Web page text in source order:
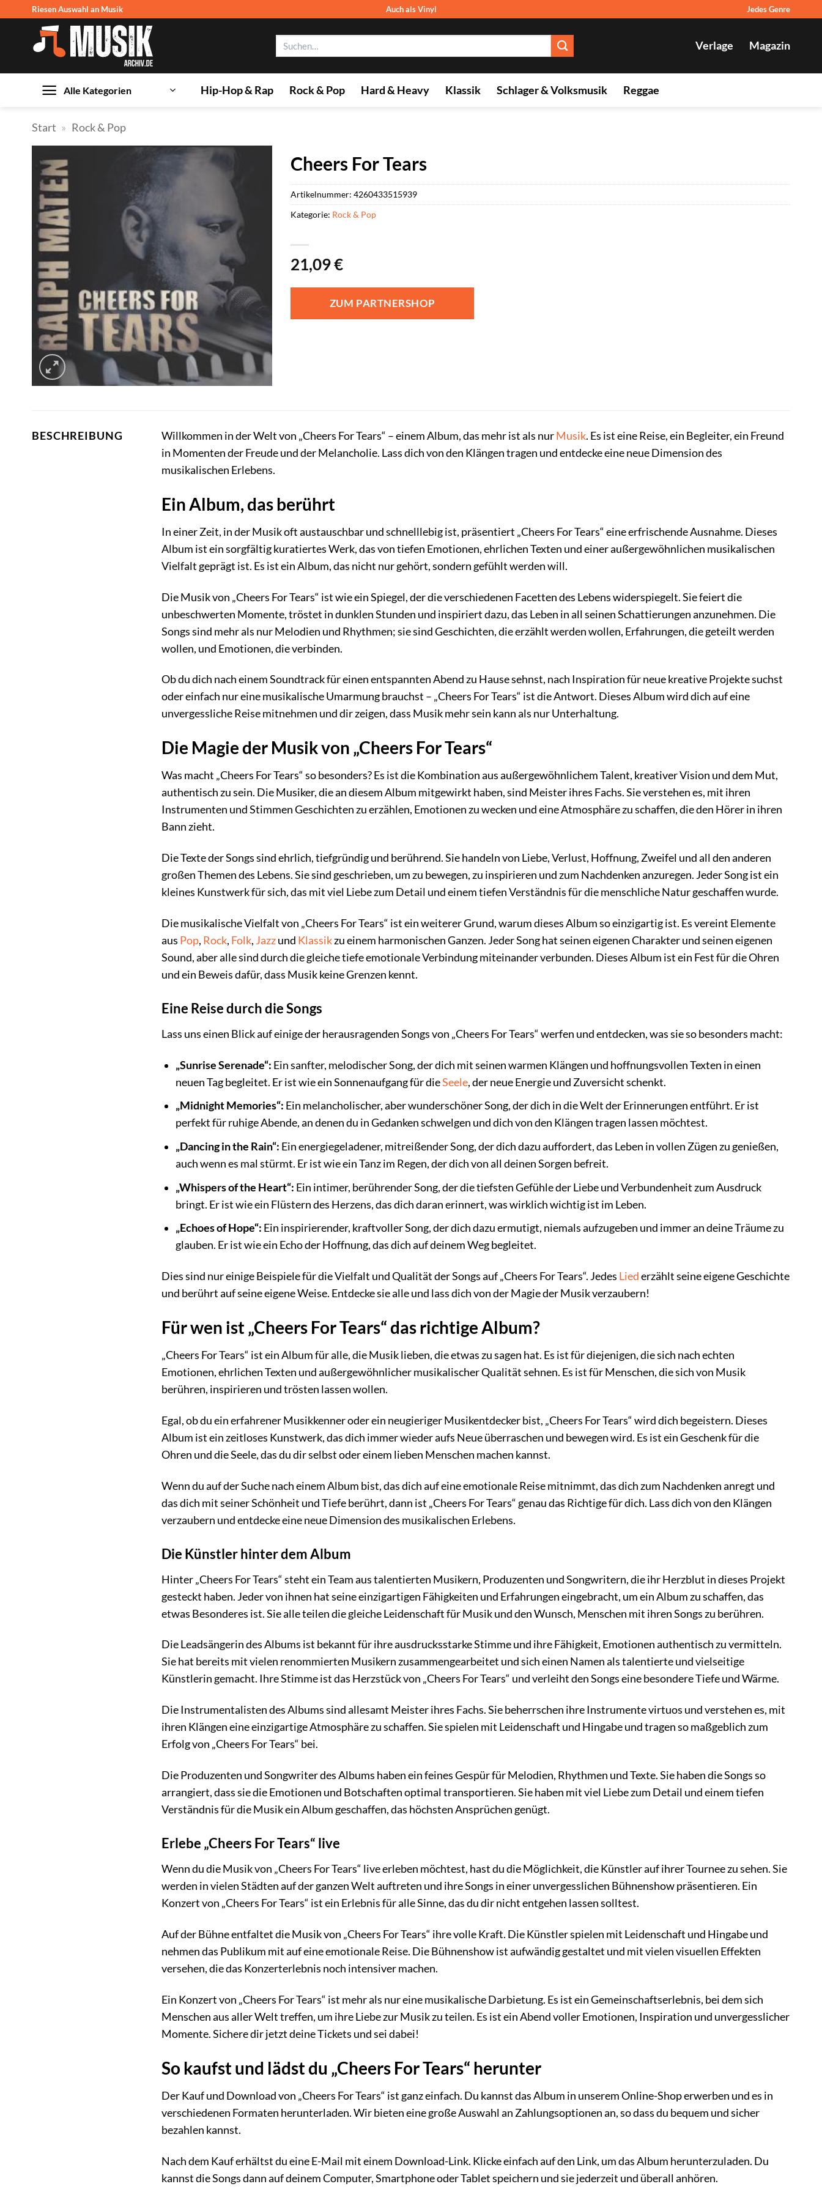
springen
Riesen Auswahl an Musik Auch als Vinyl Jedes Genre
Verlage Magazin
Alle Kategorien Hip-Hop & Rap Rock & Pop Hard & Heavy Klassik Schlager & Volksmusik Reggae
Start » Rock & Pop
Cheers For Tears
21,09€
ZUM PARTNERSHOP
Artikelnummer:4260433515939
Kategorie: Rock & Pop
BESCHREIBUNG Willkommen in der Welt von „Cheers For Tears“ – einem Album, das mehr ist als nurMusik. Es ist eine Reise, ein Begleiter, ein Freund
in Momenten der Freude und der Melancholie. Lass dich von den Klängen tragen und entdecke eine neue Dimension des
musikalischen Erlebens.
Ein Album, das berührt
In einer Zeit, in der Musik oft austauschbar und schnelllebig ist, präsentiert „Cheers For Tears“ eine erfrischende Ausnahme. Dieses
Album ist ein sorgfältig kuratiertes Werk, das von tiefen Emotionen, ehrlichen Texten und einer außergewöhnlichen musikalischen
Vielfalt geprägt ist. Es ist ein Album, das nicht nur gehört, sondern gefühlt werden will.
Die Musik von „Cheers For Tears“ ist wie ein Spiegel, der die verschiedenen Facetten des Lebens widerspiegelt. Sie feiert die
unbeschwerten Momente, tröstet in dunklen Stunden und inspiriert dazu, das Leben in all seinen Schattierungen anzunehmen. Die
Songs sind mehr als nur Melodien und Rhythmen; sie sind Geschichten, die erzählt werden wollen, Erfahrungen, die geteilt werden
wollen, und Emotionen, die verbinden.
Ob du dich nach einem Soundtrack für einen entspannten Abend zu Hause sehnst, nach Inspiration für neue kreative Projekte suchst
oder einfach nur eine musikalische Umarmung brauchst – „Cheers For Tears“ ist die Antwort. Dieses Album wird dich auf eine
unvergessliche Reise mitnehmen und dir zeigen, dass Musik mehr sein kann als nur Unterhaltung.
Die Magie der Musik von „Cheers For Tears“
Was macht „Cheers For Tears“ so besonders? Es ist die Kombination aus außergewöhnlichem Talent, kreativer Vision und dem Mut,
authentisch zu sein. Die Musiker, die an diesem Album mitgewirkt haben, sind Meister ihres Fachs. Sie verstehen es, mit ihren
Instrumenten und Stimmen Geschichten zu erzählen, Emotionen zu wecken und eine Atmosphäre zu schaffen, die den Hörer in ihren
Bann zieht.
Die Texte der Songs sind ehrlich, tiefgründig und berührend. Sie handeln von Liebe, Verlust, Hoffnung, Zweifel und all den anderen
großen Themen des Lebens. Sie sind geschrieben, um zu bewegen, zu inspirieren und zum Nachdenken anzuregen. Jeder Song ist ein
kleines Kunstwerk für sich, das mit viel Liebe zum Detail und einem tiefen Verständnis für die menschliche Natur geschaffen wurde.
Die musikalische Vielfalt von „Cheers For Tears“ ist ein weiterer Grund, warum dieses Album so einzigartig ist. Es vereint Elemente
aus Pop, Rock, Folk, Jazzund Klassikzu einem harmonischen Ganzen. Jeder Song hat seinen eigenen Charakter und seinen eigenen
Sound, aber alle sind durch die gleiche tiefe emotionale Verbindung miteinander verbunden. Dieses Album ist ein Fest für die Ohren
und ein Beweis dafür, dass Musik keine Grenzen kennt.
Eine Reise durch die Songs
Lass uns einen Blick auf einige der herausragenden Songs von „Cheers For Tears“ werfen und entdecken, was sie so besonders macht:
„Sunrise Serenade“: Ein sanfter, melodischer Song, der dich mit seinen warmen Klängen und hoffnungsvollen Texten in einen
neuen Tag begleitet. Er ist wie ein Sonnenaufgang für dieSeele, der neue Energie und Zuversicht schenkt.
„Midnight Memories“: Ein melancholischer, aber wunderschöner Song, der dich in die Welt der Erinnerungen entführt. Er ist
perfekt für ruhige Abende, an denen du in Gedanken schwelgen und dich von den Klängen tragen lassen möchtest.
„Dancing in the Rain“: Ein energiegeladener, mitreißender Song, der dich dazu auffordert, das Leben in vollen Zügen zu genießen,
auch wenn es mal stürmt. Er ist wie ein Tanz im Regen, der dich von all deinen Sorgen befreit.
„Whispers of the Heart“: Ein intimer, berührender Song, der die tiefsten Gefühle der Liebe und Verbundenheit zum Ausdruck
bringt. Er ist wie ein Flüstern des Herzens, das dich daran erinnert, was wirklich wichtig ist im Leben.
„Echoes of Hope“: Ein inspirierender, kraftvoller Song, der dich dazu ermutigt, niemals aufzugeben und immer an deine Träume zu
glauben. Er ist wie ein Echo der Hoffnung, das dich auf deinem Weg begleitet.
Dies sind nur einige Beispiele für die Vielfalt und Qualität der Songs auf „Cheers For Tears“. Jedes Liederzählt seine eigene Geschichte
und berührt auf seine eigene Weise. Entdecke sie alle und lass dich von der Magie der Musik verzaubern!
Für wen ist „Cheers For Tears“ das richtige Album?
„Cheers For Tears“ ist ein Album für alle, die Musik lieben, die etwas zu sagen hat. Es ist für diejenigen, die sich nach echten
Emotionen, ehrlichen Texten und außergewöhnlicher musikalischer Qualität sehnen. Es ist für Menschen, die sich von Musik
berühren, inspirieren und trösten lassen wollen.
Egal, ob du ein erfahrener Musikkenner oder ein neugieriger Musikentdecker bist, „Cheers For Tears“ wird dich begeistern. Dieses
Album ist ein zeitloses Kunstwerk, das dich immer wieder aufs Neue überraschen und bewegen wird. Es ist ein Geschenk für die
Ohren und die Seele, das du dir selbst oder einem lieben Menschen machen kannst.
Wenn du auf der Suche nach einem Album bist, das dich auf eine emotionale Reise mitnimmt, das dich zum Nachdenken anregt und
das dich mit seiner Schönheit und Tiefe berührt, dann ist „Cheers For Tears“ genau das Richtige für dich. Lass dich von den Klängen
verzaubern und entdecke eine neue Dimension des musikalischen Erlebens.
Die Künstler hinter dem Album
Hinter „Cheers For Tears“ steht ein Team aus talentierten Musikern, Produzenten und Songwritern, die ihr Herzblut in dieses Projekt
gesteckt haben. Jeder von ihnen hat seine einzigartigen Fähigkeiten und Erfahrungen eingebracht, um ein Album zu schaffen, das
etwas Besonderes ist. Sie alle teilen die gleiche Leidenschaft für Musik und den Wunsch, Menschen mit ihren Songs zu berühren.
Die Leadsängerin des Albums ist bekannt für ihre ausdrucksstarke Stimme und ihre Fähigkeit, Emotionen authentisch zu vermitteln.
Sie hat bereits mit vielen renommierten Musikern zusammengearbeitet und sich einen Namen als talentierte und vielseitige
Künstlerin gemacht. Ihre Stimme ist das Herzstück von „Cheers For Tears“ und verleiht den Songs eine besondere Tiefe und Wärme.
Die Instrumentalisten des Albums sind allesamt Meister ihres Fachs. Sie beherrschen ihre Instrumente virtuos und verstehen es, mit
ihren Klängen eine einzigartige Atmosphäre zu schaffen. Sie spielen mit Leidenschaft und Hingabe und tragen so maßgeblich zum
Erfolg von „Cheers For Tears“ bei.
Die Produzenten und Songwriter des Albums haben ein feines Gespür für Melodien, Rhythmen und Texte. Sie haben die Songs so
arrangiert, dass sie die Emotionen und Botschaften optimal transportieren. Sie haben mit viel Liebe zum Detail und einem tiefen
Verständnis für die Musik ein Album geschaffen, das höchsten Ansprüchen genügt.
Erlebe „Cheers For Tears“ live
Wenn du die Musik von „Cheers For Tears“ live erleben möchtest, hast du die Möglichkeit, die Künstler auf ihrer Tournee zu sehen. Sie
werden in vielen Städten auf der ganzen Welt auftreten und ihre Songs in einer unvergesslichen Bühnenshow präsentieren. Ein
Konzert von „Cheers For Tears“ ist ein Erlebnis für alle Sinne, das du dir nicht entgehen lassen solltest.
Auf der Bühne entfaltet die Musik von „Cheers For Tears“ ihre volle Kraft. Die Künstler spielen mit Leidenschaft und Hingabe und
nehmen das Publikum mit auf eine emotionale Reise. Die Bühnenshow ist aufwändig gestaltet und mit vielen visuellen Effekten
versehen, die das Konzerterlebnis noch intensiver machen.
Ein Konzert von „Cheers For Tears“ ist mehr als nur eine musikalische Darbietung. Es ist ein Gemeinschaftserlebnis, bei dem sich
Menschen aus aller Welt treffen, um ihre Liebe zur Musik zu teilen. Es ist ein Abend voller Emotionen, Inspiration und unvergesslicher
Momente. Sichere dir jetzt deine Tickets und sei dabei!
So kaufst und lädst du „Cheers For Tears“ herunter
Der Kauf und Download von „Cheers For Tears“ ist ganz einfach. Du kannst das Album in unserem Online-Shop erwerben und es in
verschiedenen Formaten herunterladen. Wir bieten eine große Auswahl an Zahlungsoptionen an, so dass du bequem und sicher
bezahlen kannst.
Nach dem Kauf erhältst du eine E-Mail mit einem Download-Link. Klicke einfach auf den Link, um das Album herunterzuladen. Du
kannst die Songs dann auf deinem Computer, Smartphone oder Tablet speichern und sie jederzeit und überall anhören.